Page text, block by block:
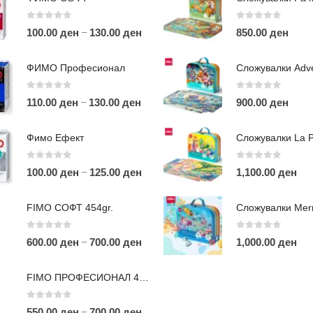
100.00 ден – 130.00 ден
ФИМО Професионал
110.00 ден – 130.00 ден
Фимо Ефект
100.00 ден – 125.00 ден
FIMO СОФТ 454gr.
600.00 ден – 700.00 ден
FIMO ПРОФЕСИОНАЛ 454гр.
850.00 ден
900.00 ден
1,100.00 ден
1,000.00 ден
Услови за користење
Кариера
Рекламации
Заштита на податоци
Нашите локации